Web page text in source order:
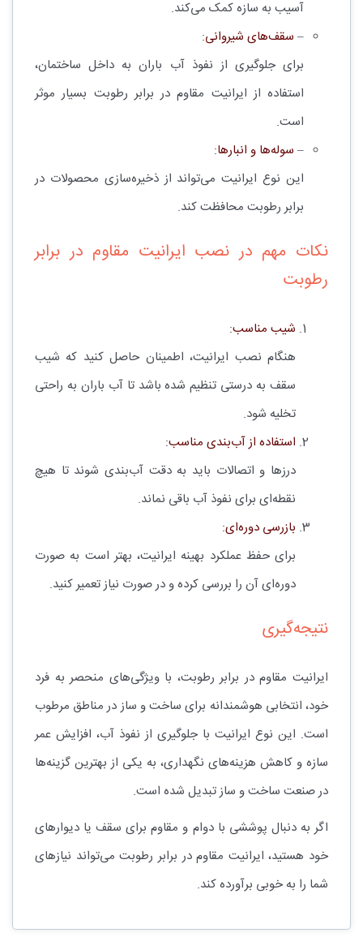
آسیب به سازه کمک می‌کند.
– سقف‌های شیروانی:
برای جلوگیری از نفوذ آب باران به داخل ساختمان،
استفاده از ایرانیت مقاوم در برابر رطوبت بسیار موثر
است.
– سوله‌ها و انبارها:
این نوع ایرانیت می‌تواند از ذخیره‌سازی محصولات در
برابر رطوبت محافظت کند.
نکات مهم در نصب ایرانیت مقاوم در برابر
رطوبت
شیب مناسب:
هنگام نصب ایرانیت، اطمینان حاصل کنید که شیب
سقف به درستی تنظیم شده باشد تا آب باران به راحتی
تخلیه شود.
استفاده از آب‌بندی مناسب:
درزها و اتصالات باید به دقت آب‌بندی شوند تا هیچ
نقطه‌ای برای نفوذ آب باقی نماند.
بازرسی دوره‌ای:
برای حفظ عملکرد بهینه ایرانیت، بهتر است به صورت
دوره‌ای آن را بررسی کرده و در صورت نیاز تعمیر کنید.
نتیجه‌گیری
ایرانیت مقاوم در برابر رطوبت، با ویژگی‌های منحصر به فرد
خود، انتخابی هوشمندانه برای ساخت و ساز در مناطق مرطوب
است. این نوع ایرانیت با جلوگیری از نفوذ آب، افزایش عمر
سازه و کاهش هزینه‌های نگهداری، به یکی از بهترین گزینه‌ها
در صنعت ساخت و ساز تبدیل شده است.
اگر به دنبال پوششی با دوام و مقاوم برای سقف یا دیوارهای
خود هستید، ایرانیت مقاوم در برابر رطوبت می‌تواند نیازهای
شما را به خوبی برآورده کند.